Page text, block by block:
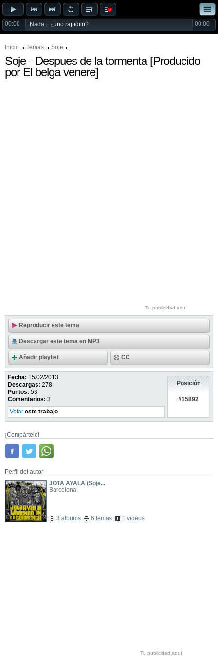
00:00 Nada... ¿uno rapidito? 00:00
Inicio Temas Soje
Soje - Despues de la tormenta [Producido
por El belga venere]
Tu publicidad aquí
Reproducir este tema
Descargar este tema en MP3
Añadir playlist CC
Fecha: 15/02/2013
Descargas: 278
Puntos: 53
Comentarios: 3
Votar este trabajo
Posición
#15892
¡Compártelo!
Perfil del autor
JOTA AYALA (Soje...
Barcelona
3 albums 6 temas 1 videos
Tu publicidad aquí